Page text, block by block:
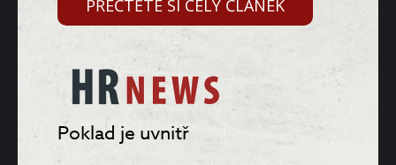
PŘEČTĚTE SI CELÝ ČLÁNEK
Poklad je uvnitř